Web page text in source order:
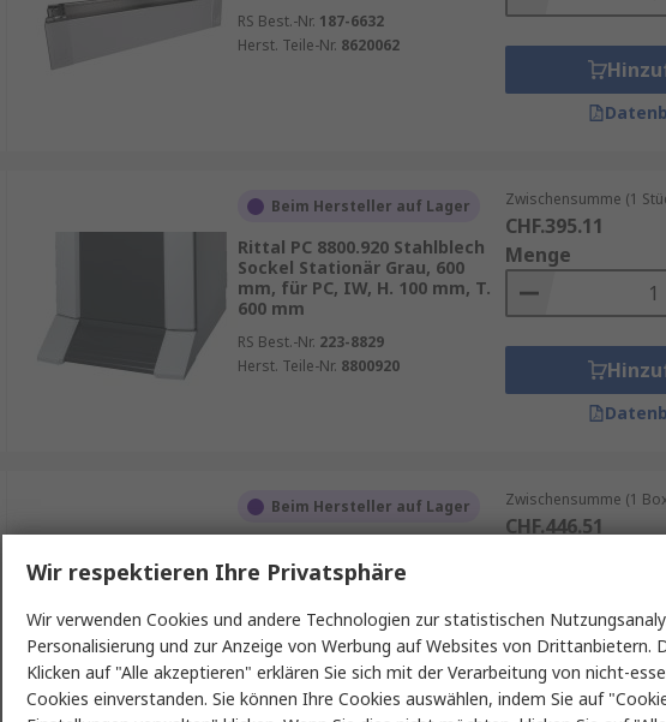
RS Best.-Nr. 187-6632
Herst. Teile-Nr. 8620062
Beim Hersteller auf Lager
Rittal PC 8800.920 Stahlblech
Sockel Stationär Grau, 600
mm, für PC, IW, H. 100 mm, T.
600 mm
RS Best.-Nr. 223-8829
Herst. Teile-Nr. 8800920
Zwischensumme (1
CHF.395.11
Menge
Beim Hersteller auf Lager
Basis/Sockel
Gehäuseabdeckung Schwarz,
1800 mm, für Vorder- und
Rückseite, H. 200 mm
RS Best.-Nr.
710-427
Zwischensumme (1
CHF.446.51
Wir respektieren Ihre Privatsphäre
Wir verwenden Cookies und andere Technologien zur statistischen
Personalisierung und zur Anzeige von Werbung auf Websites von Drittanbietern.
Klicken auf "Alle akzeptieren" erklären Sie sich mit der Verarbeitung von nicht-
Cookies einverstanden. Sie können Ihre Cookies auswählen, indem Sie auf